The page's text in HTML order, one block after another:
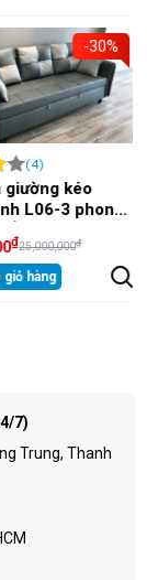
-30%
(4)
kéo
L06-3 phong
25,000,000₫
hàng
7)
Trung, Thanh